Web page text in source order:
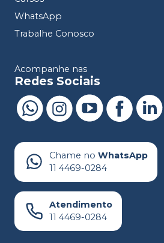
WhatsApp
Trabalhe Conosco
Acompanhe nas
Redes Sociais
Chame no WhatsApp
11 4469-0284
Atendimento
11 4469-0284